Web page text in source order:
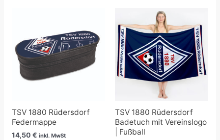
TSV 1880 Rüdersdorf
Federmappe
14,50 € inkl. MwSt
TSV 1880 Rüdersdorf
Badetuch mit Vereinslogo
| Fußball
bis
39,90 €